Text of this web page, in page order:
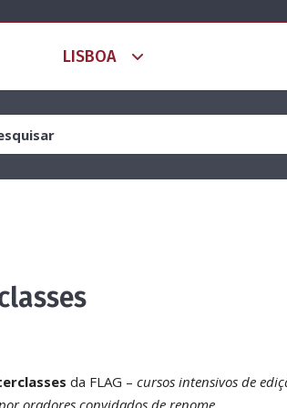
da FLAG – cursos intensivos de
oradores convidados de renome